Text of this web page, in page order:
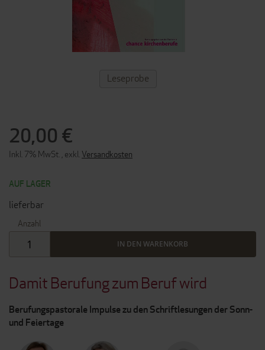
Damit Berufung zum Beruf wird
Berufungspastorale Impulse zu den Schriftlesungen der Sonn-
und Feiertage
20,00 €
Inkl. 7% MwSt. exkl. Versandkosten
AUF LAGER
lieferbar
Anzahl
IN DEN WARENKORB
ZUM
ANFANG
Leseprobe